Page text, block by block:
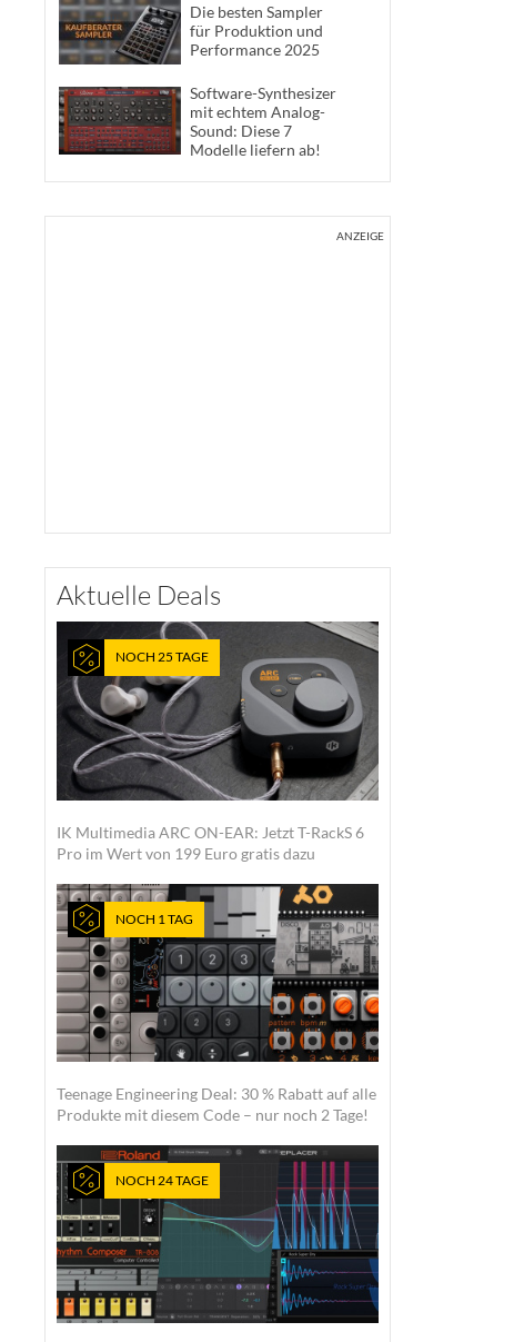
Die besten Sampler
für Produktion und
Performance 2025
Software-Synthesizer
mit echtem Analog-
Sound: Diese 7
Modelle liefern ab!
ANZEIGE
Aktuelle Deals
NOCH 25 TAGE
IK Multimedia ARC ON-EAR: Jetzt T-RackS 6
Pro im Wert von 199 Euro gratis dazu
NOCH 1 TAG
Teenage Engineering Deal: 30 % Rabatt auf alle
Produkte mit diesem Code – nur noch 2 Tage!
NOCH 24 TAGE